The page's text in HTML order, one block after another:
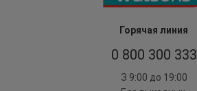
Горячая линия
0 800 300 333
З 9:00 до 19:00